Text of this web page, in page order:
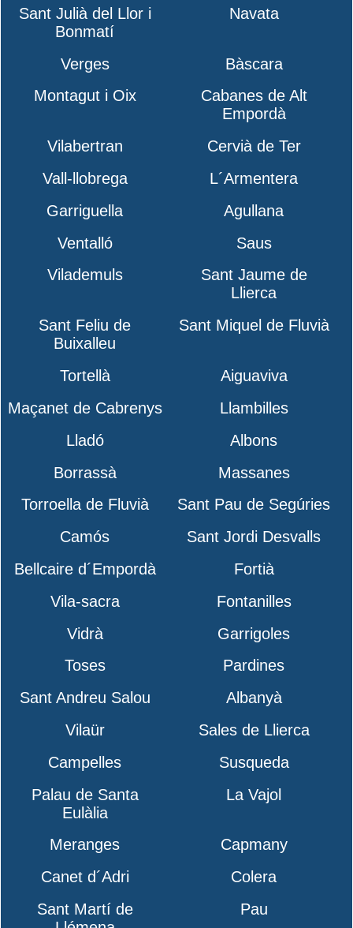
Sant Julià del Llor i
Bonmatí
Navata
Verges
Bàscara
Montagut i Oix
Cabanes de Alt
Empordà
Vilabertran
Cervià de Ter
Vall-llobrega
L´Armentera
Garriguella
Agullana
Ventalló
Saus
Vilademuls
Sant Jaume de
Llierca
Sant Feliu de
Buixalleu
Sant Miquel de Fluvià
Tortellà
Aiguaviva
Maçanet de Cabrenys
Llambilles
Lladó
Albons
Borrassà
Massanes
Torroella de Fluvià
Sant Pau de Segúries
Camós
Sant Jordi Desvalls
Bellcaire d´Empordà
Fortià
Vila-sacra
Fontanilles
Vidrà
Garrigoles
Toses
Pardines
Sant Andreu Salou
Albanyà
Vilaür
Sales de Llierca
Campelles
Susqueda
Palau de Santa
Eulàlia
La Vajol
Meranges
Capmany
Canet d´Adri
Colera
Sant Martí de
Pau